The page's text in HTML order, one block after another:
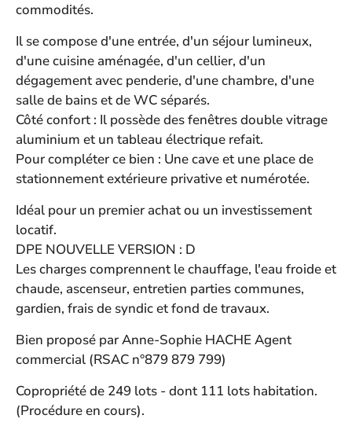
commodités.
Il se compose d'une entrée, d'un séjour lumineux,
d'une cuisine aménagée, d'un cellier, d'un
dégagement avec penderie, d'une chambre, d'une
salle de bains et de WC séparés.
Côté confort : Il possède des fenêtres double vitrage
aluminium et un tableau électrique refait.
Pour compléter ce bien : Une cave et une place de
stationnement extérieure privative et numérotée.
Idéal pour un premier achat ou un investissement
locatif.
DPE NOUVELLE VERSION : D
Les charges comprennent le chauffage, l'eau froide et
chaude, ascenseur, entretien parties communes,
gardien, frais de syndic et fond de travaux.
Bien proposé par Anne-Sophie HACHE Agent
commercial (RSAC n°879 879 799)
Copropriété de 249 lots - dont 111 lots habitation.
(Procédure en cours).